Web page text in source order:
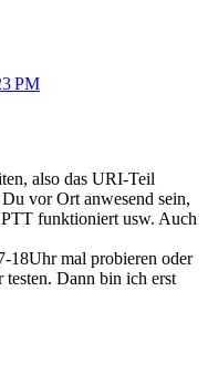
PM
also das URI-Teil
vor Ort anwesend sein,
funktioniert usw. Auch
18Uhr mal probieren oder
Dann bin ich erst